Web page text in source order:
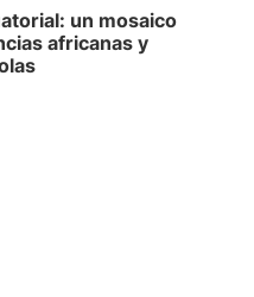
un mosaico
africanas y